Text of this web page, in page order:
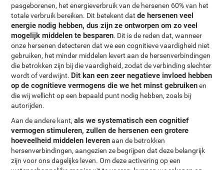
pasgeborenen, het energieverbruik van de hersenen 60% van het
totale verbruik bereiken. Dit betekent datde hersenen veel
energie nodig hebben, dus zijn ze ontworpen om zo veel
mogelijk middelen te besparen. Dit is de reden dat, wanneer
onze hersenen detecteren dat we een cognitieve vaardigheid niet
gebruiken, het minder middelen levert aan de hersenverbindingen
die betrokken zijn bij die vaardigheid, zodat de verbinding slechter
wordt of verdwijnt. Dit kan een zeer negatieve invloed hebben
op de cognitieve vermogens die we het minst gebruikenen
die wij wellicht op een bepaald punt nodig hebben, zoals bij
autorijden.
Aan de andere kant,als we systematisch een cognitief
vermogen stimuleren, zullen de hersenen een grotere
hoeveelheid middelen leverenaan de betrokken
hersenverbindingen, aangezien ze begrijpen dat deze belangrijk
zijn voor ons dagelijks leven. Om deze activering op een